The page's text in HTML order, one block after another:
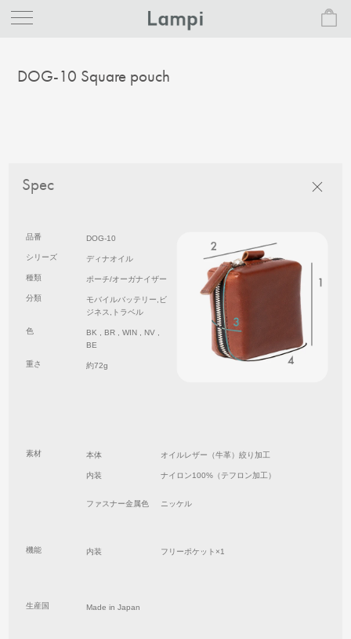
DOG-10 Square pouch
Spec
品番 DOG-10
シリーズ ディナオイル
種類 ポーチ/オーガナイザー
分類
モバイルバッテリー,ビ
ジネス,トラベル
色
BK , BR , WIN , NV ,
BE
重さ 約72g
素材 本体 オイルレザー（牛革）絞り加工
内装 ナイロン100%（テフロン加工）
ファスナー金属色 ニッケル
機能 内装 フリーポケット×1
生産国 Made in Japan